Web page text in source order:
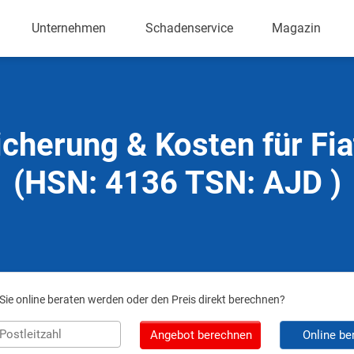
Unternehmen Schadenservice Magazin
& Kosten für
(HSN: 4136 TSN: AJD )
online beraten werden oder den Preis direkt berechnen?
Angebot berechnen Online